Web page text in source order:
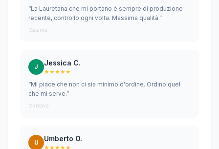
“La Lauretana che mi portano è sempre di produzione
recente, controllo ogni volta. Massima qualità.”
Catania
J Jessica C.
★★★★★
“Mi piace che non ci sia minimo d'ordine. Ordino quel
che mi serve.”
Mantova
U Umberto O.
★★★★★